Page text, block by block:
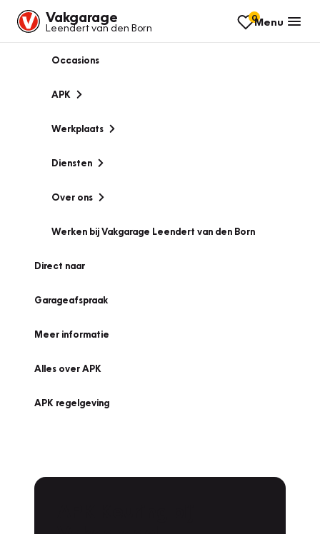
Vakgarage
Leendert van den Born
0Menu
Occasions
APK
Werkplaats
Diensten
Over ons
Werken bij Vakgarage Leendert van den Born
Direct naar
Garageafspraak
Meer informatie
Alles over APK
APK regelgeving